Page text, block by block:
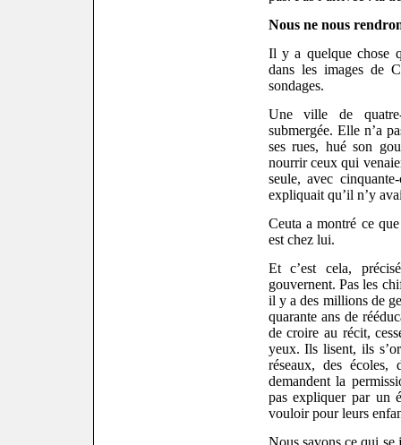
Nous ne nous
Il y a quelque chose
dans les images de
sondages.
Une ville de
submergée. Elle n’a
ses rues, hué son
nourrir ceux qui
seule, avec
expliquait qu’il n’y
Ceuta a montré ce
est chez lui.
Et c’est cela,
gouvernent. Pas les
il y a des millions de
quarante ans de
de croire au récit,
yeux. Ils lisent, ils
réseaux, des écoles,
demandent la
pas expliquer par un
vouloir pour leurs